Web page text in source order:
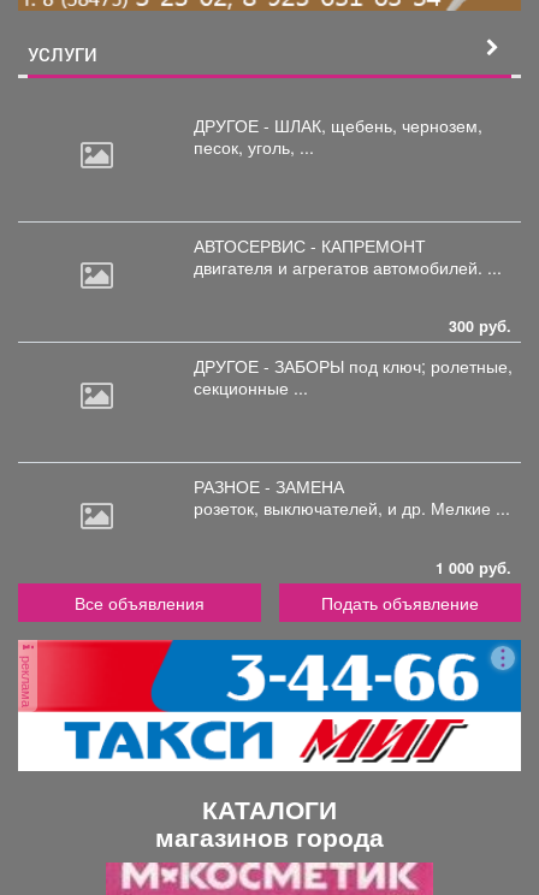
УСЛУГИ
ДРУГОЕ - ШЛАК, щебень, чернозем,
песок, уголь, ...
АВТОСЕРВИС - КАПРЕМОНТ
двигателя и агрегатов автомобилей. ...
300 руб.
ДРУГОЕ - ЗАБОРЫ под ключ; ролетные,
секционные ...
РАЗНОЕ - ЗАМЕНА
розеток, выключателей, и др. Мелкие ...
1 000 руб.
Все объявления Подать объявление
реклама
КАТАЛОГИ
магазинов города